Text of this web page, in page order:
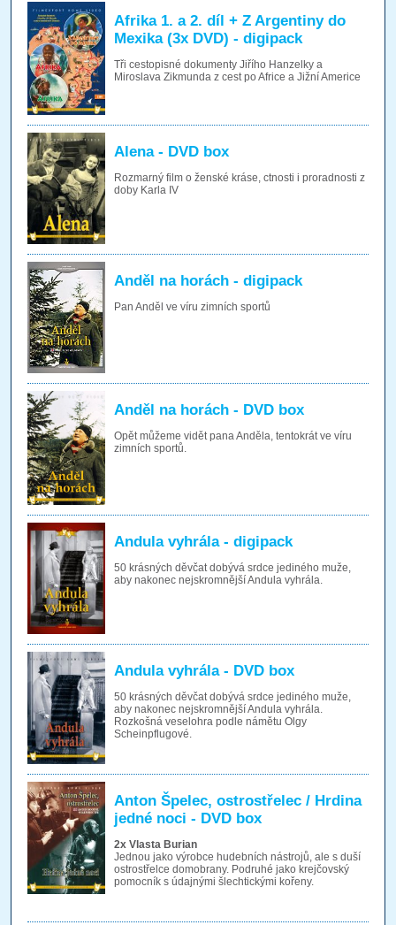
Afrika 1. a 2. díl + Z Argentiny do
Mexika (3x DVD) - digipack
Tři cestopisné dokumenty Jiřího Hanzelky a
Miroslava Zikmunda z cest po Africe a Jižní Americe
Alena - DVD box
Rozmarný film o ženské kráse, ctnosti i proradnosti z
doby Karla IV
Anděl na horách - digipack
Pan Anděl ve víru zimních sportů
Anděl na horách - DVD box
Opět můžeme vidět pana Anděla, tentokrát ve víru
zimních sportů.
Andula vyhrála - digipack
50 krásných děvčat dobývá srdce jediného muže,
aby nakonec nejskromnější Andula vyhrála.
Andula vyhrála - DVD box
50 krásných děvčat dobývá srdce jediného muže,
aby nakonec nejskromnější Andula vyhrála.
Rozkošná veselohra podle námětu Olgy
Scheinpflugové.
Anton Špelec, ostrostřelec / Hrdina
jedné noci - DVD box
2x Vlasta Burian
Jednou jako výrobce hudebních nástrojů, ale s duší
ostrostřelce domobrany. Podruhé jako krejčovský
pomocník s údajnými šlechtickými kořeny.